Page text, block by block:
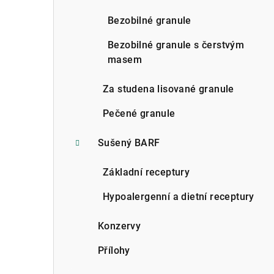
Bezobilné granule
Bezobilné granule s čerstvým
masem
Za studena lisované granule
Pečené granule
Sušený BARF
Základní receptury
Hypoalergenní a dietní receptury
Konzervy
Přílohy